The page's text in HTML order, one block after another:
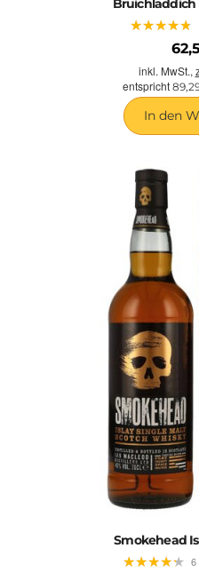
Bruichladdich
★★★★★
★★★★★
inkl. MwSt.,
entspricht
In den
Smokehead
★★★★★
★★★★★ 6